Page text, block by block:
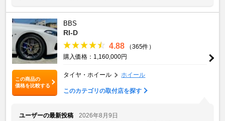
この商品の
価格を比較する
BBS
RI-D
4.88
（365件）
購入価格：1,160,000円
タイヤ・ホイール ホイール
このカテゴリの取付店を探す
ユーザーの最新投稿
2026年8月9日